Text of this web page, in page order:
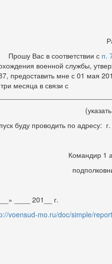
Вас в соответствии с п.
военной службы,
предоставить мне с 01 мая
месяца в связи с
буду проводить по адресу:
Командир 1
____ 201__ г.
voensud-mo.ru/doc/simple/